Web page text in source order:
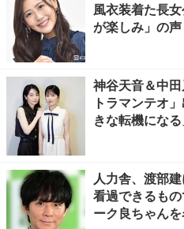
風衣装着た長
が楽しみ」の声
神谷天音＆中
トラマンテオ
きな転機にな
人力舎、渡部
看過できるも
ーク良ちゃん